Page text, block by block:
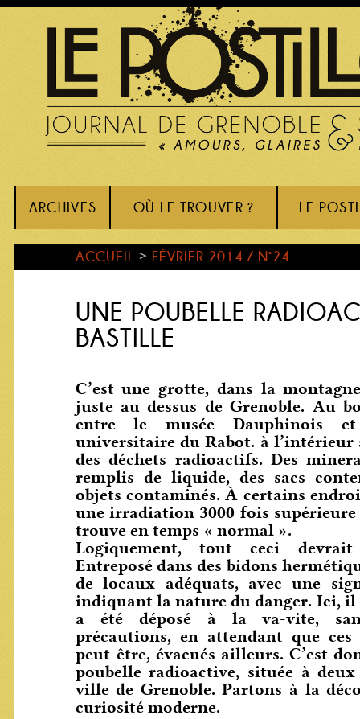
ARCHIVES OÙ LE TROUVER ? LE
ACCUEIL > FÉVRIER 2014 / N°24
UNE POUBELLE
BASTILLE
C’est une grotte, dans la
juste au dessus de Grenoble. Au
entre le musée Dauphinois
universitaire du Rabot. à l’intérieur
des déchets radioactifs. Des
remplis de liquide, des sacs
objets contaminés. À certains
une irradiation 3000 fois supérieure
trouve en temps « normal ».
Logiquement, tout ceci
Entreposé dans des bidons
de locaux adéquats, avec une
indiquant la nature du danger. Ici, il
a été déposé à la va-vite,
précautions, en attendant que ces
peut-être, évacués ailleurs. C’est
poubelle radioactive, située à
ville de Grenoble. Partons à la
curiosité moderne.